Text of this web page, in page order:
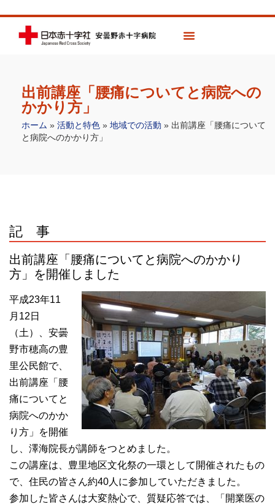
出前講座「腰痛についてと病院への
かかり方」
ホーム » 活動と特色 » 地域での活動 » 出前講座「腰痛について
と病院へのかかり方」
記 事
出前講座「腰痛についてと病院へのかかり
方」を開催しました
平成23年11
月12日
（土）、安曇
野市穂高の豊
里公民館で、
出前講座「腰
痛についてと
病院へのかか
り方」を開催
し、澤海院長が講師をつとめました。
この講座は、豊里地区文化祭の一環として開催されたもの
で、住民の皆さん約40人に参加していただきました。
参加した皆さんは大変熱心で、質疑応答では、「開業医の